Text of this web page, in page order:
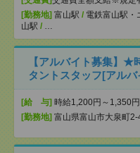
[勤務地] 富山駅 / 電鉄富山駅・
山駅 / …
【アルバイト募集】★
タントスタッフ[アルバ
[給 与] 時給1,200円～1,350円
[勤務地] 富山県富山市大泉町